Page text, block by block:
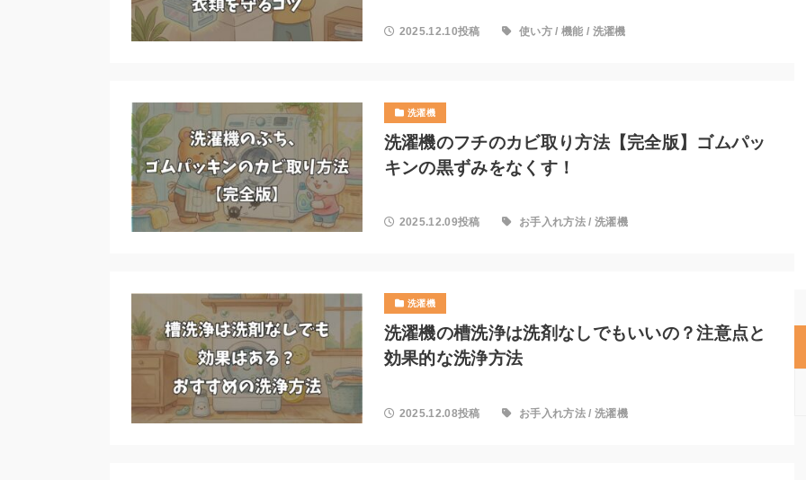
2025.12.10投稿 使い方 /機能 / 洗濯機
洗濯機
洗濯機のフチのカビ取り方法【完全版】ゴムパッ
キンの黒ずみをなくす！
2025.12.09投稿 お手入れ方法 / 洗濯機
洗濯機
洗濯機の槽洗浄は洗剤なしでもいいの？注意点と
効果的な洗浄方法
2025.12.08投稿 お手入れ方法 / 洗濯機